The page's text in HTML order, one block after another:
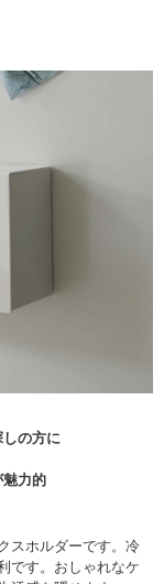
の方に
魅力的
スホルダーです。冷
です。おしゃれなケ